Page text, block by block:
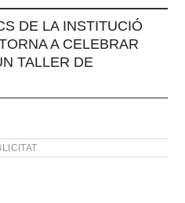
DE LA INSTITUCIÓ
A CELEBRAR
TALLER DE